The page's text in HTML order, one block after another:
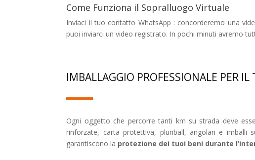
Come Funziona il Sopralluogo Virtuale
Inviaci il tuo contatto WhatsApp : concorderemo una
puoi inviarci un video registrato. In pochi minuti avremo
IMBALLAGGIO PROFESSIONALE PER
Ogni oggetto che percorre tanti km su strada deve
rinforzate, carta protettiva, pluriball, angolari e
garantiscono la protezione dei tuoi beni durante